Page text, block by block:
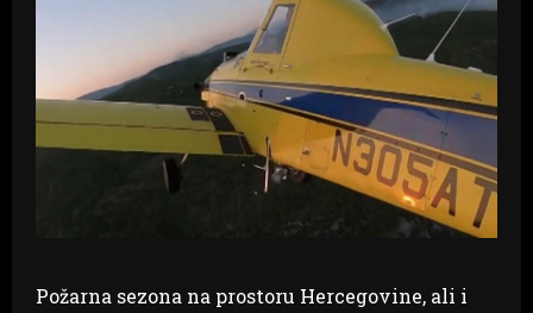
Požarna sezona na prostoru Hercegovine, ali i